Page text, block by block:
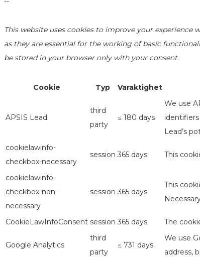
This website uses cookies to improve your
as they are essential for the working of basic
be stored in your browser only with your consent.
Cookie Typ Varaktighet
APSIS Lead
third
party
≤ 180 days
We use
Lead’s
cookielawinfo-
checkbox-necessary
session 365 days This
cookielawinfo-
checkbox-non-
necessary
session 365 days
This
CookieLawInfoConsent session 365 days The
Google Analytics
third
party
≤ 731 days
We use
address,